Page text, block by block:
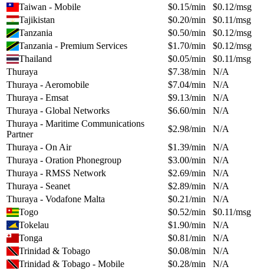
Taiwan - Mobile
$0.15/min $0.12/msg
Tajikistan
$0.20/min $0.11/msg
Tanzania
$0.50/min $0.12/msg
Tanzania - Premium Services
$1.70/min $0.12/msg
Thailand
$0.05/min $0.11/msg
Thuraya
$7.38/min
N/A
Thuraya - Aeromobile
$7.04/min
N/A
Thuraya - Emsat
$9.13/min
N/A
Thuraya - Global Networks
$6.60/min
N/A
Thuraya - Maritime Communications
Partner
$2.98/min
N/A
Thuraya - On Air
$1.39/min
N/A
Thuraya - Oration Phonegroup
$3.00/min
N/A
Thuraya - RMSS Network
$2.69/min
N/A
Thuraya - Seanet
$2.89/min
N/A
Thuraya - Vodafone Malta
$0.21/min
N/A
Togo
$0.52/min $0.11/msg
Tokelau
$1.90/min
N/A
Tonga
$0.81/min
N/A
Trinidad & Tobago
$0.08/min
N/A
Trinidad & Tobago - Mobile
$0.28/min
N/A